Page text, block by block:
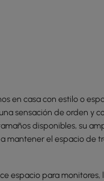
en casa con estilo o
sensación de orden y
disponibles, su
mantener el espacio de
espacio para monitores,